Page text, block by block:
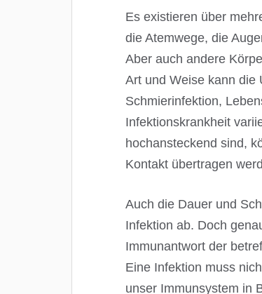
Es existieren über
die Atemwege, die
Aber auch andere
Art und Weise kann die
Schmierinfektion,
Infektionskrankheit
hochansteckend sind,
Kontakt übertragen
Auch die Dauer und
Infektion ab. Doch
Immunantwort der
Eine Infektion muss
unser Immunsystem in